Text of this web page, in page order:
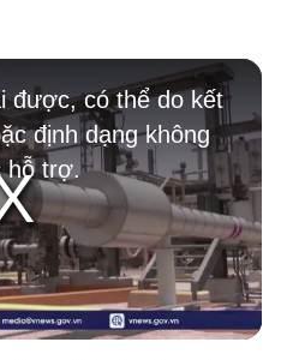
Play
Video
được, có thể do kết
định dạng không
hỗ trợ.